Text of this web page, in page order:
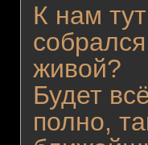
К нам
живой?
Будет
полно,